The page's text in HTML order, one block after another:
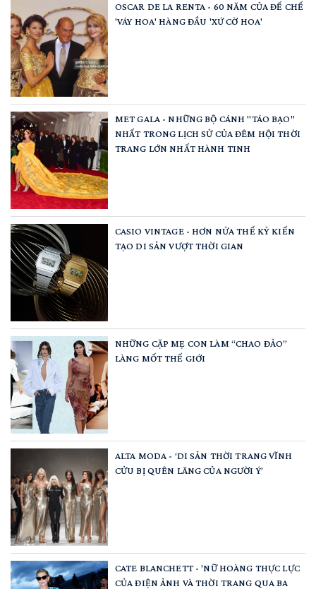
OSCAR DE LA RENTA - 60 NĂM CỦA ĐẾ CHẾ
'VÁY HOA' HÀNG ĐẦU 'XỨ CỜ HOA'
MET GALA - NHỮNG BỘ CÁNH "TÁO BẠO"
NHẤT TRONG LỊCH SỬ CỦA ĐÊM HỘI THỜI
TRANG LỚN NHẤT HÀNH TINH
CASIO VINTAGE - HƠN NỬA THẾ KỶ KIẾN
TẠO DI SẢN VƯỢT THỜI GIAN
NHỮNG CẶP MẸ CON LÀM “CHAO ĐẢO”
LÀNG MỐT THẾ GIỚI
ALTA MODA - ‘DI SẢN THỜI TRANG VĨNH
CỬU BỊ QUÊN LÃNG CỦA NGƯỜI Ý’
CATE BLANCHETT - 'NỮ HOÀNG THỰC LỰC
CỦA ĐIỆN ẢNH VÀ THỜI TRANG QUA BA